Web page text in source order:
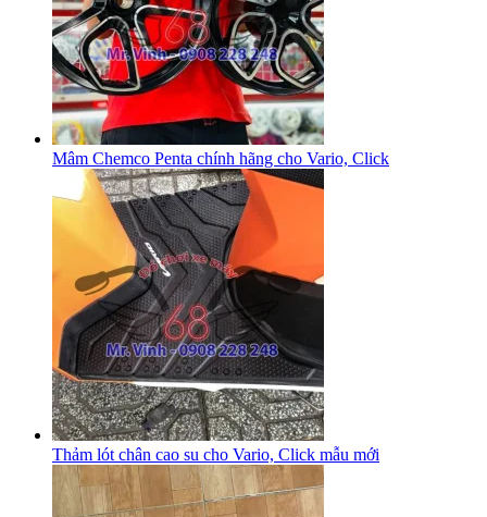
Mâm Chemco Penta chính hãng cho Vario, Click
Thảm lót chân cao su cho Vario, Click mẫu mới